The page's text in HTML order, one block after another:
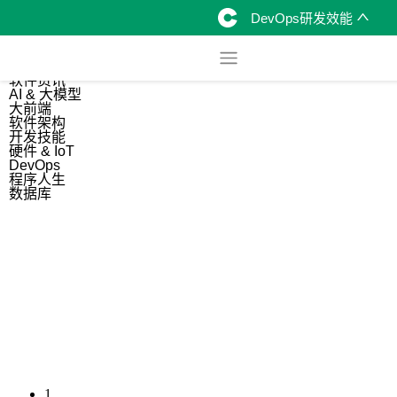
DevOps研发效能
软件资讯
AI & 大模型
大前端
软件架构
开发技能
硬件 & IoT
DevOps
程序人生
数据库
1